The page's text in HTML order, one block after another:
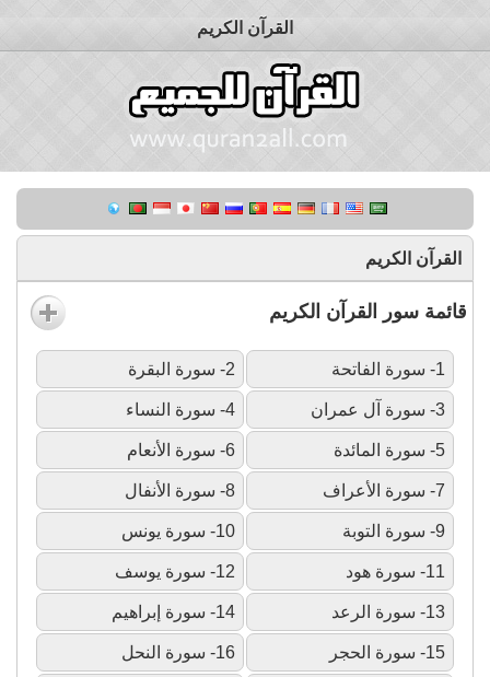
القرآن الكريم
القرآن الكريم
قائمة سور القرآن الكريم
1- سورة الفاتحة 2- سورة البقرة
3- سورة آل عمران 4- سورة النساء
5- سورة المائدة 6- سورة الأنعام
7- سورة الأعراف 8- سورة الأنفال
9- سورة التوبة 10- سورة يونس
11- سورة هود 12- سورة يوسف
13- سورة الرعد 14- سورة إبراهيم
15- سورة الحجر 16- سورة النحل